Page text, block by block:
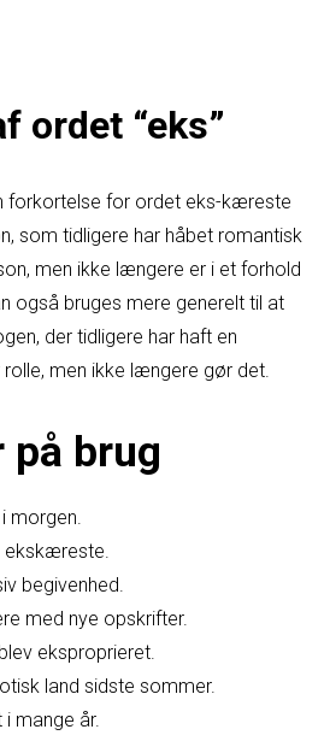
ordet “eks”
forkortelse for ordet eks-kæreste
som tidligere har håbet romantisk
men ikke længere er i et forhold
også bruges mere generelt til at
der tidligere har haft en
men ikke længere gør det.
på brug
morgen.
ekskæreste.
begivenhed.
med nye opskrifter.
eksproprieret.
land sidste sommer.
mange år.